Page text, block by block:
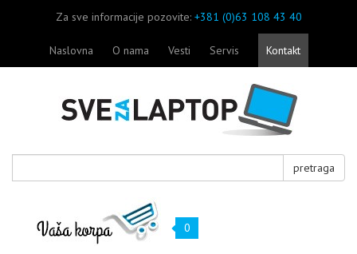
Za sve informacije pozovite: +381 (0)63 108 43 40
Naslovna O nama Vesti Servis Kontakt
pretraga
0